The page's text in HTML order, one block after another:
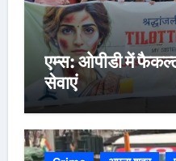
एम्स: ओपीडी में
सेवाएं